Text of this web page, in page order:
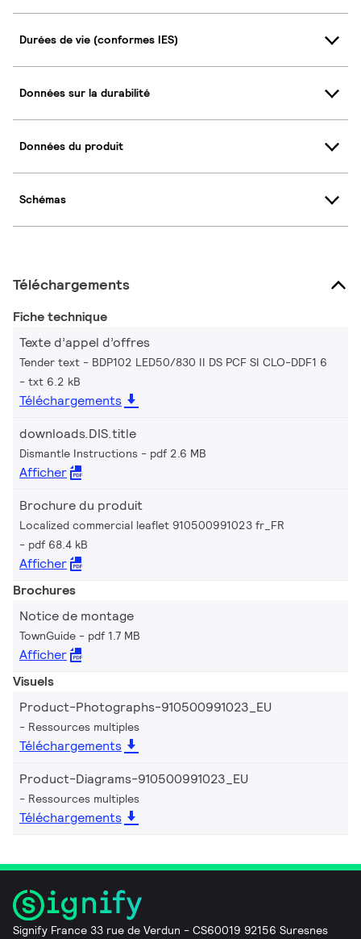
Durées de vie (conformes IES)
Données sur la durabilité
Données du produit
Schémas
Téléchargements
Fiche technique
Texte d’appel d’offres
Tender text - BDP102 LED50/830 II DS PCF SI CLO-DDF1 6
txt 6.2 kB
Téléchargements
downloads.DIS.title
Dismantle Instructions pdf 2.6 MB
Afficher
Brochure du produit
Localized commercial leaflet 910500991023 fr_FR
pdf 68.4 kB
Afficher
Brochures
Notice de montage
TownGuide pdf 1.7 MB
Afficher
Visuels
Product-Photographs-910500991023_EU
Ressources multiples
Téléchargements
Product-Diagrams-910500991023_EU
Ressources multiples
Téléchargements
Signify France 33 rue de Verdun - CS60019 92156 Suresnes